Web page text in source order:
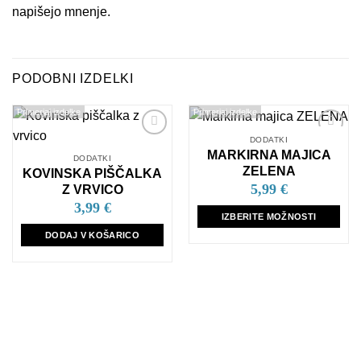
napišejo mnenje.
PODOBNI IZDELKI
seznam
želja
DODATKI
KOVINSKA PIŠČALKA
Z VRVICO
3,99 €
DODAJ V KOŠARICO
Primerjaj izdelke
na
DODATKI
MARKIRNA MAJICA
ZELENA
5,99 €
IZBERITE MOŽNOSTI
Primerjaj izdelke